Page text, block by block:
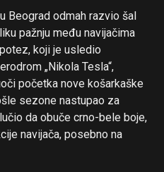
Beograd odmah razvio šal
pažnju među navijačima
koji je usledio
„Nikola Tesla“,
početka nove košarkaške
sezone nastupao za
da obuče crno-bele boje,
navijača, posebno na